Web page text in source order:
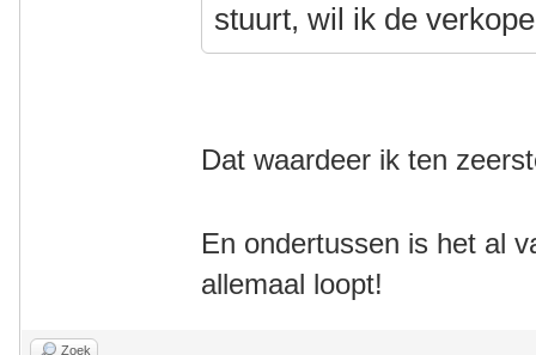
stuurt, wil ik de
Dat waardeer ik ten
En ondertussen is het al
allemaal loopt!
Zoek